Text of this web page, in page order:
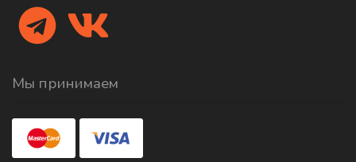
Мы принимаем